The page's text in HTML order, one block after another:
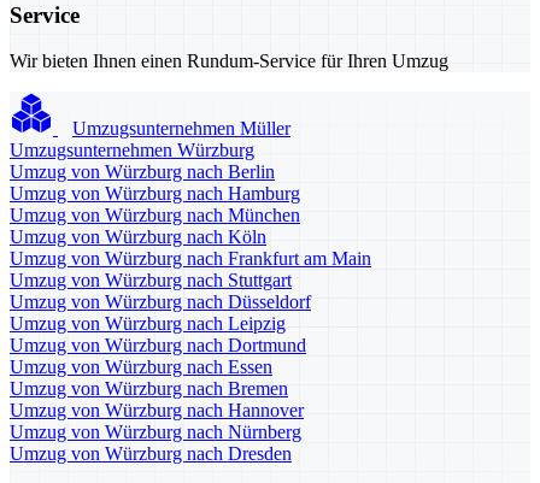
Service
Wir bieten Ihnen einen Rundum-Service für Ihren Umzug
Umzugsunternehmen Müller
Umzugsunternehmen Würzburg
Umzug von Würzburg nach Berlin
Umzug von Würzburg nach Hamburg
Umzug von Würzburg nach München
Umzug von Würzburg nach Köln
Umzug von Würzburg nach Frankfurt am Main
Umzug von Würzburg nach Stuttgart
Umzug von Würzburg nach Düsseldorf
Umzug von Würzburg nach Leipzig
Umzug von Würzburg nach Dortmund
Umzug von Würzburg nach Essen
Umzug von Würzburg nach Bremen
Umzug von Würzburg nach Hannover
Umzug von Würzburg nach Nürnberg
Umzug von Würzburg nach Dresden